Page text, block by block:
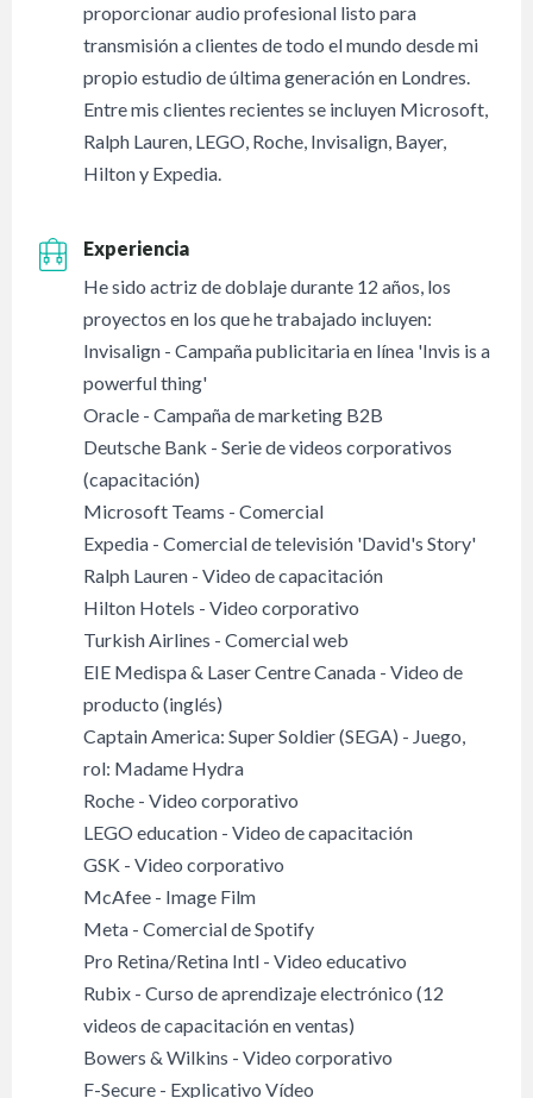
proporcionar audio profesional listo para
transmisión a clientes de todo el mundo desde mi
propio estudio de última generación en Londres.
Entre mis clientes recientes se incluyen Microsoft,
Ralph Lauren, LEGO, Roche, Invisalign, Bayer,
Hilton y Expedia.
Experiencia
He sido actriz de doblaje durante 12 años, los
proyectos en los que he trabajado incluyen:
Invisalign - Campaña publicitaria en línea 'Invis is a
powerful thing'
Oracle - Campaña de marketing B2B
Deutsche Bank - Serie de videos corporativos
(capacitación)
Microsoft Teams - Comercial
Expedia - Comercial de televisión 'David's Story'
Ralph Lauren - Video de capacitación
Hilton Hotels - Video corporativo
Turkish Airlines - Comercial web
EIE Medispa & Laser Centre Canada - Video de
producto (inglés)
Captain America: Super Soldier (SEGA) - Juego,
rol: Madame Hydra
Roche - Video corporativo
LEGO education - Video de capacitación
GSK - Video corporativo
McAfee - Image Film
Meta - Comercial de Spotify
Pro Retina/Retina Intl - Video educativo
Rubix - Curso de aprendizaje electrónico (12
videos de capacitación en ventas)
Bowers & Wilkins - Video corporativo
F-Secure - Explicativo Vídeo